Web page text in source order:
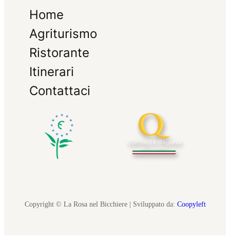
Home
Agriturismo
Ristorante
Itinerari
Contattaci
Copyright © La Rosa nel Bicchiere | Sviluppato da: Coopyleft